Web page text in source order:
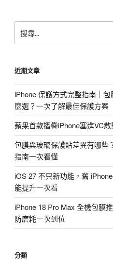
尋
字:
近期文章
iPhone 保護方式完整指南｜
麼選？一次了解最佳保護方案
蘋果首款摺疊iPhone塞進VC散
包膜與玻璃保護貼差異有哪些
指南一次看懂
iOS 27 不只新功能，舊
能提升一次看
iPhone 18 Pro Max 全機包膜
防磨耗一次到位
分類